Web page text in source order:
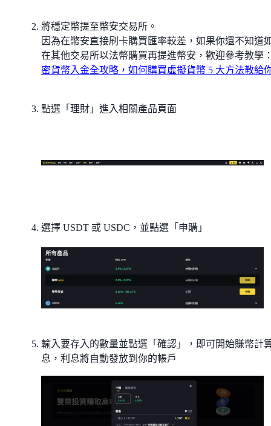
將穩定幣提至幣安交易所。
因為在幣安直接刷卡購買匯率較差，如果你還不知道
在其他交易所以法幣購買再提進幣安，歡迎參考教學
密貨幣入金全攻略，如何購買虛擬貨幣 5 大方法教給
點選「理財」進入相關產品頁面
選擇 USDT 或 USDC，並點選「申購」
輸入要存入的數量並點選「確認」，即可開始賺幣計
息，利息將自動發放到你的帳戶